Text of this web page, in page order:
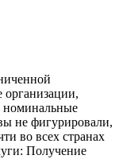
организации,
номинальные
не фигурировали,
во всех странах
Получение